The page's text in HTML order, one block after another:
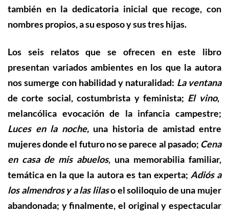
también en la dedicatoria inicial que recoge, con
nombres propios, a su esposo y sus tres hijas.
Los seis relatos que se ofrecen en este libro
presentan variados ambientes en los que la autora
nos sumerge con habilidad y naturalidad: La ventana
de corte social, costumbrista y feminista; El vino,
melancólica evocación de la infancia campestre;
Luces en la noche,una historia de amistad entre
mujeres donde el futuro no se parece al pasado; Cena
en casa de mis abuelos, una memorabilia familiar,
temática en la que la autora es tan experta; Adiós a
los almendros y a las lilaso el soliloquio de una mujer
abandonada; y finalmente, el original y espectacular